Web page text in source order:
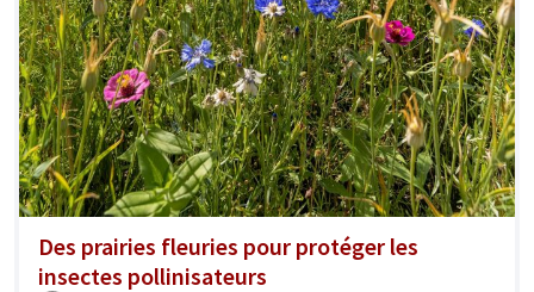
Des prairies fleuries pour protéger les
insectes pollinisateurs